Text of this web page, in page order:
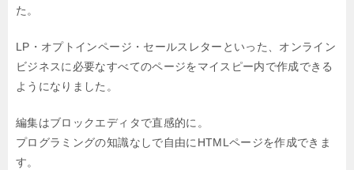
た。
LP・オプトインページ・セールスレターといった、オンライン
ビジネスに必要なすべてのページをマイスピー内で作成できる
ようになりました。
編集はブロックエディタで直感的に。
プログラミングの知識なしで自由にHTMLページを作成できま
す。